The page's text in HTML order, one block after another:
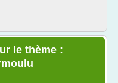
le thème :